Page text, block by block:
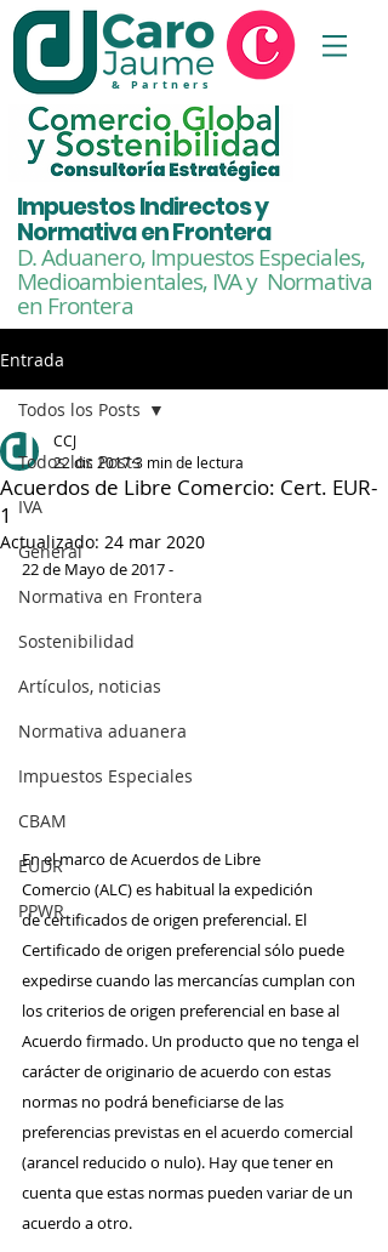
& Partners
Impuestos Indirectos y
Normativa en Frontera
D. Aduanero, Impuestos Especiales,
Medioambientales,IVA y Normativa
en Frontera
Entrada
Todos los Posts
IVA
General
Normativa en Frontera
Sostenibilidad
Artículos, noticias
Normativa aduanera
Impuestos Especiales
CBAM
EUDR
PPWR
Todos los Posts
Acuerdos de Libre Comercio: Cert. EUR-
1
CCJ
22 dic 20173 min de lectura
Actualizado: 24 mar 2020
22 de Mayo de 2017 -
En el marco de Acuerdos de Libre
Comercio (ALC) es habitual la expedición
de certificados de origen preferencial. El
Certificado de origen preferencial sólo puede
expedirse cuando las mercancías cumplan con
los criterios de origen preferencial en base al
Acuerdo firmado. Un producto que no tenga el
carácter de originario de acuerdo con estas
normas no podrá beneficiarse de las
preferencias previstas en el acuerdo comercial
(arancel reducido o nulo). Hay que tener en
cuenta que estas normas pueden variar de un
acuerdo a otro.